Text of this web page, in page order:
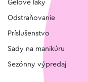
Gélové laky
Odstraňovanie
Príslušenstvo
Sady na manikúru
Sezónny výpredaj